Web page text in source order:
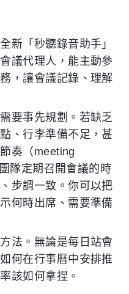
新「秒聽錄音助手」
議代理人，能主動參
，讓會議記錄、理解
要事先規劃。若缺乏
、行李準備不足，甚
奏（meeting
隊定期召開會議的時
步調一致。你可以把
何時出席、需要準備
法。無論是每日站會
何在行事曆中安排推
該如何拿捏。